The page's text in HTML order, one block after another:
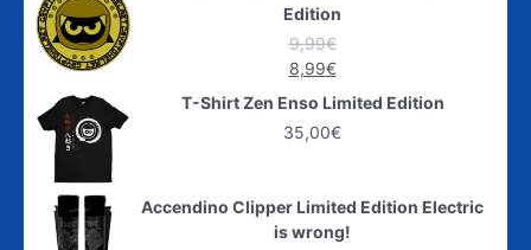
Edition
9,99€
8,99€
T-Shirt Zen Enso Limited Edition
35,00€
Accendino Clipper Limited Edition Electric
is wrong!